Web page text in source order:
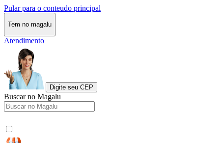
Pular para o conteudo principal
Tem no magalu
Atendimento
Digite seu CEP
Buscar no Magalu